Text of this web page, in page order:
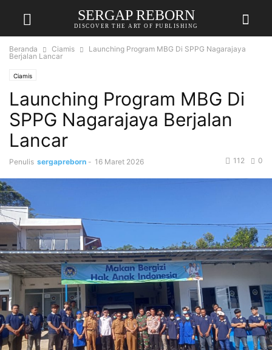
SERGAP REBORN
DISCOVER THE ART OF PUBLISHING
Beranda Ciamis
Launching Program MBG Di SPPG Nagarajaya
Berjalan Lancar
Ciamis
Launching Program MBG Di
SPPG Nagarajaya Berjalan
Lancar
Penulis sergapreborn - 16 Maret 2026 0
112